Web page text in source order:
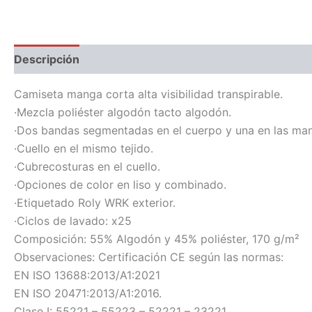
Descripción
Camiseta manga corta alta visibilidad transpirable.
·Mezcla poliéster algodón tacto algodón.
·Dos bandas segmentadas en el cuerpo y una en las
·Cuello en el mismo tejido.
·Cubrecosturas en el cuello.
·Opciones de color en liso y combinado.
·Etiquetado Roly WRK exterior.
·Ciclos de lavado: x25
Composición: 55% Algodón y 45% poliéster, 170 g/m²
Observaciones: Certificación CE según las normas:
EN ISO 13688:2013/A1:2021
EN ISO 20471:2013/A1:2016.